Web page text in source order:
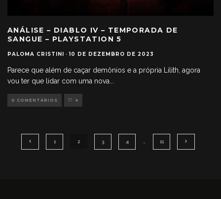
ANÁLISE – DIABLO IV – TEMPORADA DE
SANGUE – PLAYSTATION 5
PALOMA CRISTINI · 10 DE DEZEMBRO DE 2023
Parece que além de caçar demônios e a própria Lilith, agora
vou ter que lidar com uma nova
0 COMENTÁRIOS 4
1 2 3 4 11